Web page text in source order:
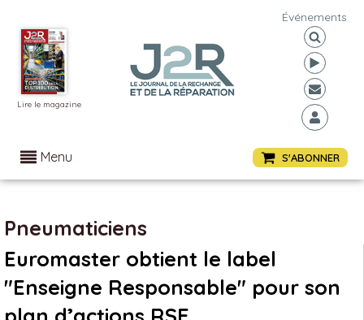
Lire le magazine
Événements
Menu S'ABONNER
Pneumaticiens
Euromaster obtient le label
"Enseigne Responsable" pour son